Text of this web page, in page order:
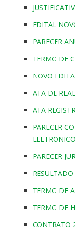
EDITAL
PARECER
TERMO DE
NOVO
ATA DE
ATA
PARECER
PARECER
RESULTADO
TERMO DE
TERMO DE
CONTRATO